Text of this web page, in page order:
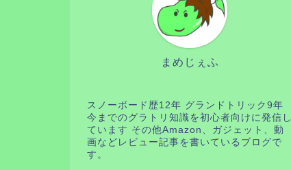
まめじぇふ
スノーボード歴12年 グランドトリック9年
今までのグラトリ知識を初心者向けに発信し
ています その他Amazon、ガジェット、動
画などレビュー記事を書いているブログで
す。